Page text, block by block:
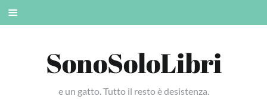
Skip
SonoSoloLibri
e un gatto. Tutto il resto è desistenza.